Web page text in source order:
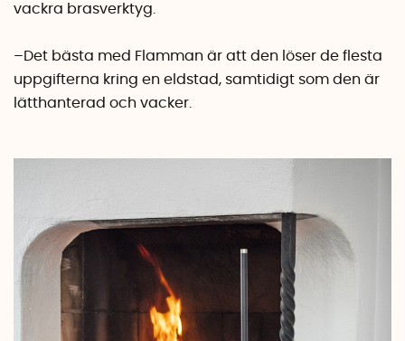
vackra brasverktyg.
–Det bästa med Flamman är att den löser de flesta
uppgifterna kring en eldstad, samtidigt som den är
lätthanterad och vacker.